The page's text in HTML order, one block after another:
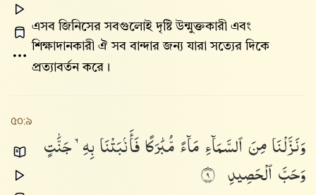
এসব জিনিসের সবগুলোই দৃষ্টি উন্মুক্তকারী এবং
শিক্ষাদানকারী ঐ সব বান্দার জন্য যারা সত্যের দিকে
প্রত্যাবর্তন করে।
৫০:৯
وَنَزَّلْنَامِنَٱلسَّمَآءِمَآءًمُّبَٰرَكًافَأَنۢبَتْنَابِهِۦجَنَّٰتٍ
وَحَبَّٱلْحَصِيدِ ٩